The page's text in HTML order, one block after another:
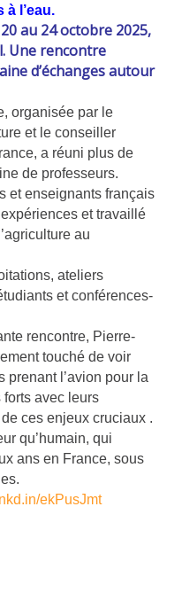
l’eau.
au 24 octobre 2025,
Une rencontre
d’échanges autour
organisée par le
et le conseiller
a réuni plus de
de professeurs.
et enseignants français
et travaillé
au
ateliers
et conférences-
rencontre, Pierre-
touché de voir
prenant l’avion pour la
avec leurs
ces enjeux cruciaux .
qu’humain, qui
ans en France, sous
ekPusJmt